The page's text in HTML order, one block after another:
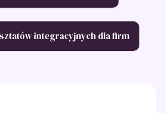
integracyjnych dla firm